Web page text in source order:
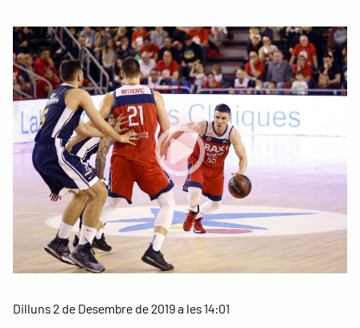
Dilluns 2 de Desembre de 2019 a les 14:01